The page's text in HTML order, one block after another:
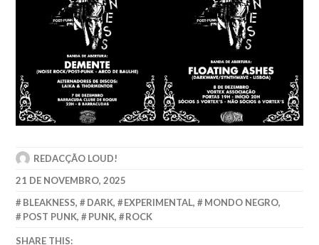
REDACÇÃO LOUD!
21 DE NOVEMBRO, 2025
BLEAKNESS, DARK, EXPERIMENTAL, MONDO NEGRO,
POST PUNK, PUNK, ROCK
SHARE THIS: